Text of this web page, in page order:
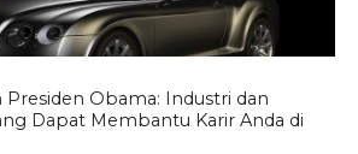
Obama: Industri dan
Dapat Membantu Karir Anda di